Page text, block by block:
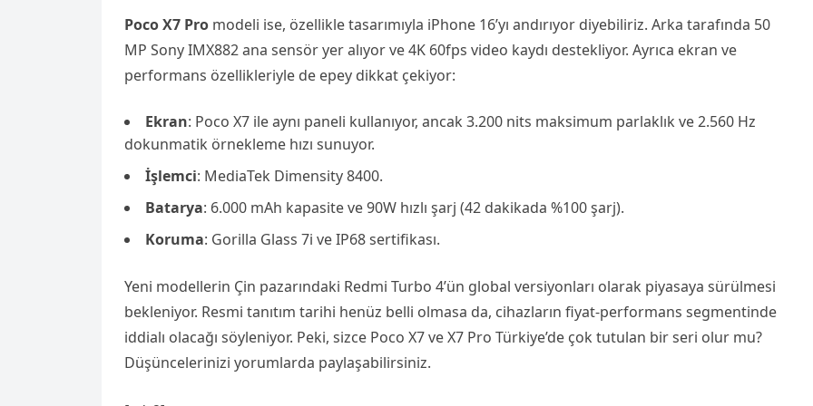
Poco X7 Pro modeli ise, özellikle tasarımıyla iPhone 16’yı andırıyor diyebiliriz. Arka tarafında 50
MP Sony IMX882 ana sensör yer alıyor ve 4K 60fps video kaydı destekliyor. Ayrıca ekran ve
performans özellikleriyle de epey dikkat çekiyor:
Ekran: Poco X7 ile aynı paneli kullanıyor, ancak 3.200 nits maksimum parlaklık ve 2.560 Hz
dokunmatik örnekleme hızı sunuyor.
İşlemci: MediaTek Dimensity 8400.
Batarya: 6.000 mAh kapasite ve 90W hızlı şarj (42 dakikada %100 şarj).
Koruma: Gorilla Glass 7i ve IP68 sertifikası.
Yeni modellerin Çin pazarındaki Redmi Turbo 4’ün global versiyonları olarak piyasaya sürülmesi
bekleniyor. Resmi tanıtım tarihi henüz belli olmasa da, cihazların fiyat-performans segmentinde
iddialı olacağı söyleniyor. Peki, sizce Poco X7 ve X7 Pro Türkiye’de çok tutulan bir seri olur mu?
Düşüncelerinizi yorumlarda paylaşabilirsiniz.